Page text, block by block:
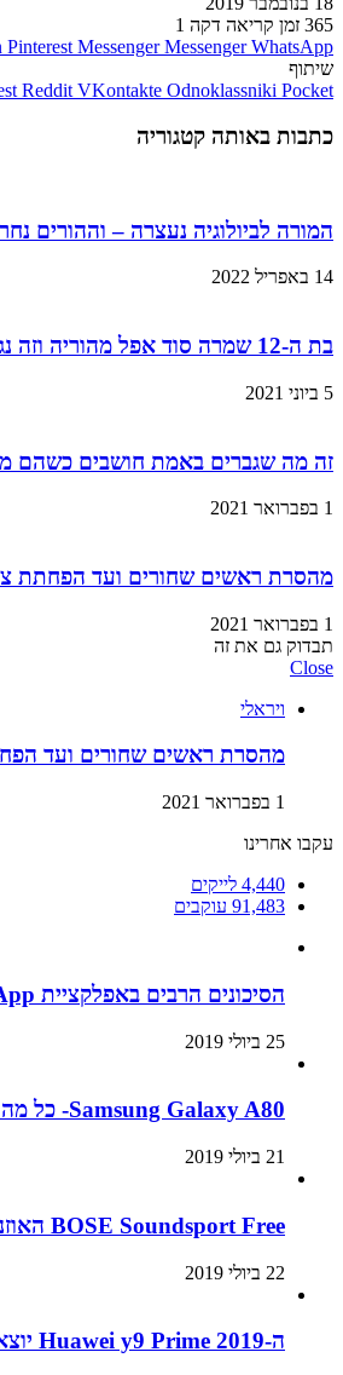
365 זמן קריאה דקה 1
Pinterest Messenger Messenger WhatsApp
שיתוף
Reddit VKontakte Odnoklassniki Pocket
כתבות באותה קטגוריה
המורה לביולוגיה נעצרה – וההורים
14 באפריל 2022
בת ה-12 שמרה סוד אפל מהוריה וזה נגמר רע מאוד
5 ביוני 2021
זה מה שגברים באמת חושבים כשהם
1 בפברואר 2021
מהסרת ראשים שחורים ועד הפחתת צלוליט: 9 מתכונים ביתיים למוצרי קוסמטיקה שתוכלו
1 בפברואר 2021
תבדוק גם את זה
Close
ויראלי
מהסרת ראשים שחורים ועד הפחתת צלוליט: 9 מתכונים ביתיים למוצרי
1 בפברואר 2021
עקבו אחרינו
4,440 לייקים
91,483 עוקבים
הסיכונים הרבים באפלקציית FaceApp
25 ביולי 2019
Samsung Galaxy A80- כל מה שאנחנו יודעים
21 ביולי 2019
BOSE Soundsport Free האוזניות החדשות של בוש
22 ביולי 2019
ה-Huawei y9 Prime 2019 יוצא בישראל